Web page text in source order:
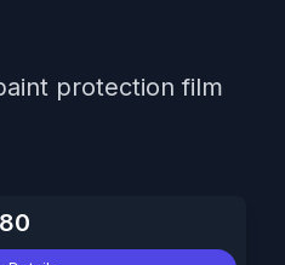
protection film